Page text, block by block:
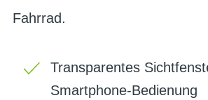
Fahrrad.
Transparentes
Smartphone-Bedienung